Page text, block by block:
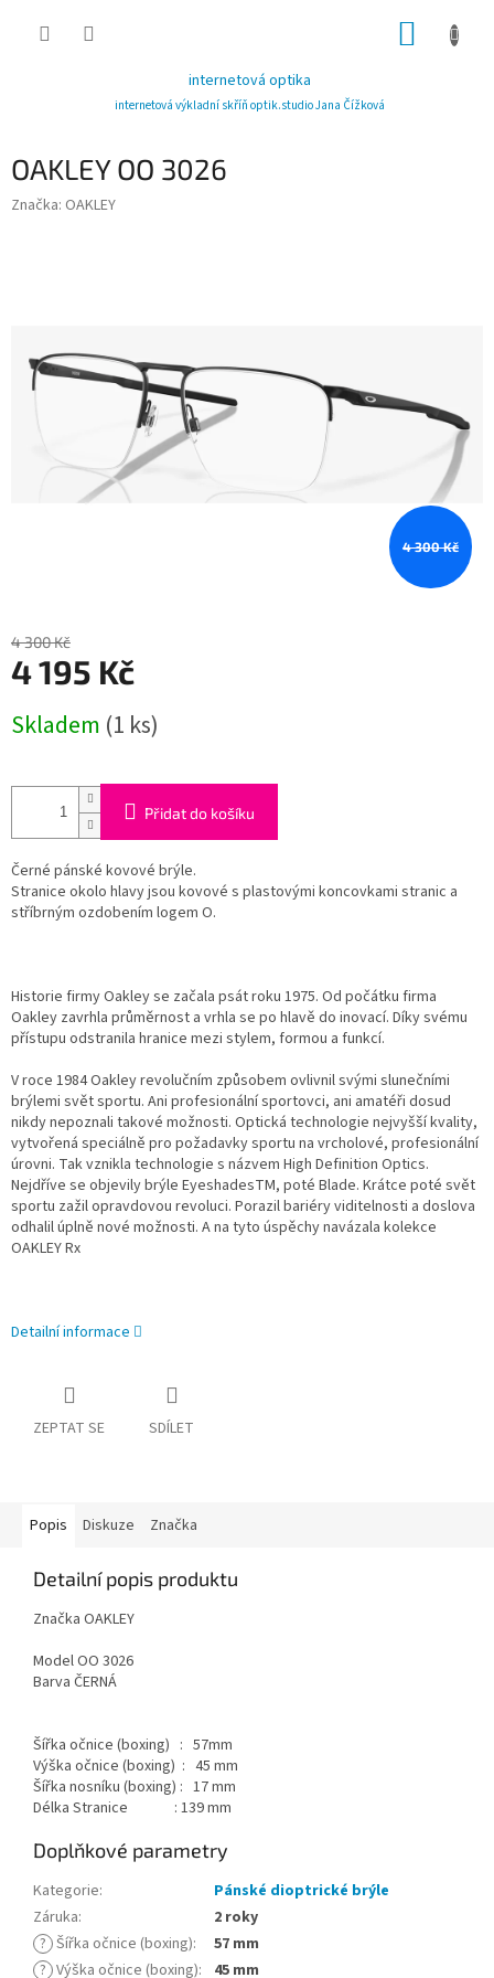
internetová optika
internetová výkladní skříň optik.studio Jana Čížková
OAKLEY OO 3026
Značka: OAKLEY
4 300 Kč
4 300 Kč
4 195 Kč
cena:
Skladem (1 ks)
Přidat do košíku
Černé pánské kovové brýle.
Stranice okolo hlavy jsou kovové s plastovými koncovkami stranic a
stříbrným ozdobením logem O.
Historie firmy Oakley se začala psát roku 1975. Od počátku firma
Oakley zavrhla průměrnost a vrhla se po hlavě do inovací. Díky svému
přístupu odstranila hranice mezi stylem, formou a funkcí.
V roce 1984 Oakley revolučním způsobem ovlivnil svými slunečními
brýlemi svět sportu. Ani profesionální sportovci, ani amatéři dosud
nikdy nepoznali takové možnosti. Optická technologie nejvyšší kvality,
vytvořená speciálně pro požadavky sportu na vrcholové, profesionální
úrovni. Tak vznikla technologie s názvem High Definition Optics.
Nejdříve se objevily brýle EyeshadesTM, poté Blade. Krátce poté svět
sportu zažil opravdovou revoluci. Porazil bariéry viditelnosti a doslova
odhalil úplně nové možnosti. A na tyto úspěchy navázala kolekce
OAKLEY Rx
Detailní informace
ZEPTAT SE SDÍLET
Popis Diskuze Značka
Detailní popis produktu
Značka OAKLEY
Model OO 3026
Barva ČERNÁ
Šířka očnice (boxing) : 57mm
Výška očnice (boxing) : 45 mm
Šířka nosníku (boxing) : 17 mm
Délka Stranice : 139 mm
Doplňkové parametry
Kategorie:
Pánské dioptrické brýle
Záruka:
2 roky
? Šířka očnice (boxing):
57 mm
? Výška očnice (boxing): 45 mm